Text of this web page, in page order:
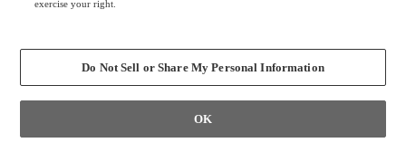
ラティオ Ⅲ
4L74
中型会議テーブル
4L54
トラヴァース サテライト
クロスコ
exercise your right.
Do Not Sell or Share My Personal Information
OK